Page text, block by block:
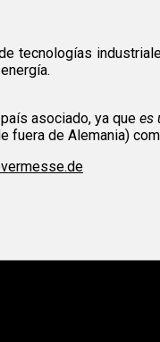
tecnologías
asociado, ya quees
fuera de Alemania)